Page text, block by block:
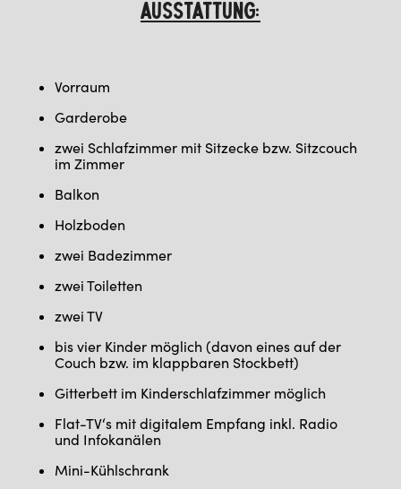
AUSSTATTUNG:
Vorraum
Garderobe
zwei Schlafzimmer mit Sitzecke bzw. Sitzcouch
im Zimmer
Balkon
Holzboden
zwei Badezimmer
zwei Toiletten
zwei TV
bis vier Kinder möglich (davon eines auf der
Couch bzw. im klappbaren Stockbett)
Gitterbett im Kinderschlafzimmer möglich
Flat-TV‘s mit digitalem Empfang inkl. Radio
und Infokanälen
Mini-Kühlschrank